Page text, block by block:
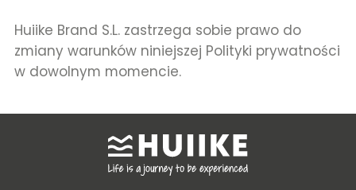
Huiike Brand S.L. zastrzega sobie prawo do
zmiany warunków niniejszej Polityki prywatności
w dowolnym momencie.